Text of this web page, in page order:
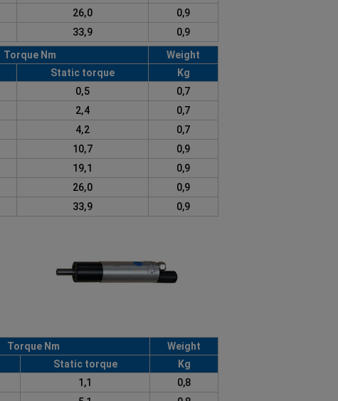
26,0
0,9
33,9
0,9
Torque Nm
Weight
Static torque
Kg
0,5
0,7
2,4
0,7
4,2
0,7
10,7
0,9
19,1
0,9
26,0
0,9
33,9 0,9
Torque Nm
Weight
Static torque
Kg
1,1
0,8